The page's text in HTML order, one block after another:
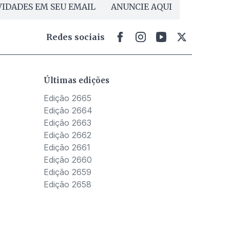
EM SEU EMAIL ANUNCIE AQUI
Redes sociais
Últimas edições
Edição 2665
Edição 2664
Edição 2663
Edição 2662
Edição 2661
Edição 2660
Edição 2659
Edição 2658